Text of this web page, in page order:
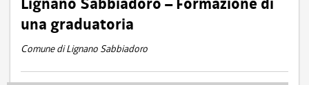
una graduatoria
Comune di Lignano Sabbiadoro